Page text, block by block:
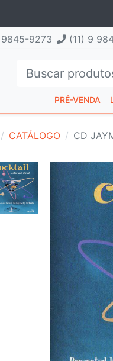
9845-9273 (11) 9
PRÉ-VENDA
CATÁLOGO CD